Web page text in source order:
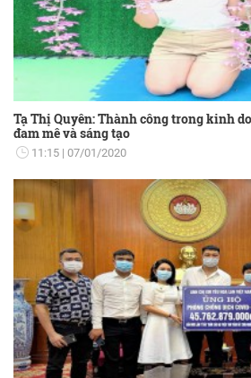
Tạ Thị Quyên: Thành công trong kinh
đam mê và sáng tạo
11:15 07/01/2020